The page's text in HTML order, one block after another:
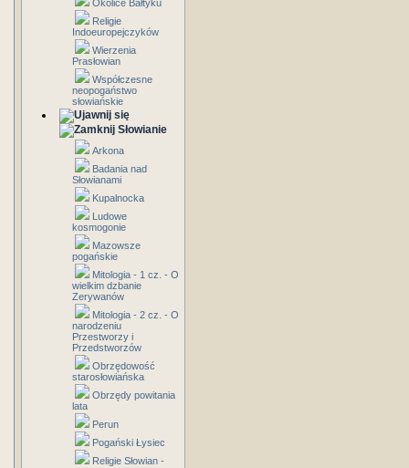
Okolice Bałtyku
Religie
Indoeuropejczyków
Wierzenia
Prasłowian
Współczesne
neopogaństwo
słowiańskie
Słowianie
Arkona
Badania nad
Słowianami
Kupalnocka
Ludowe
kosmogonie
Mazowsze
pogańskie
Mitologia - 1 cz. - O
wielkim dzbanie
Zerywanów
Mitologia - 2 cz. - O
narodzeniu
Przestworzy i
Przedstworzów
Obrzędowość
starosłowiańska
Obrzędy powitania
lata
Perun
Pogański Łysiec
Religie Słowian -